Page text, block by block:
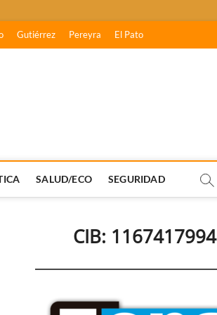
Gutiérrez Pereyra El Pato
SALUD/ECO SEGURIDAD
CIB: 1167417994